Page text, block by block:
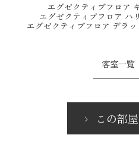
エグゼクティブフロア
エグゼクティブフロア ハ
エグゼクティブフロア デラ
客室一覧
この部